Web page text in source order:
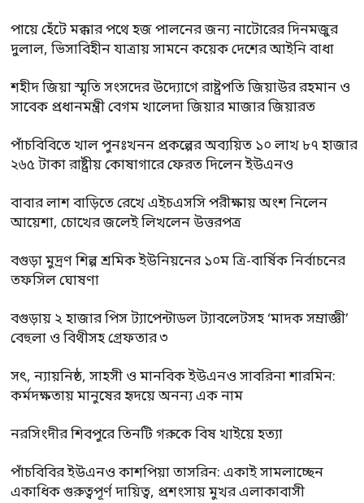
পায়ে হেঁটে মক্কার পথে হজ পালনের জন্য নাটোরের দিনমজুর
দুলাল, ভিসাবিহীন যাত্রায় সামনে কয়েক দেশের আইনি বাধা
শহীদ জিয়া স্মৃতি সংসদের উদ্যোগে রাষ্ট্রপতি জিয়াউর রহমান ও
সাবেক প্রধানমন্ত্রী বেগম খালেদা জিয়ার মাজার জিয়ারত
পাঁচবিবিতে খাল পুনঃখনন প্রকল্পের অব্যয়িত ১০ লাখ ৮৭ হাজার
২৬৫ টাকা রাষ্ট্রীয় কোষাগারে ফেরত দিলেন ইউএনও
বাবার লাশ বাড়িতে রেখে এইচএসসি পরীক্ষায় অংশ নিলেন
আয়েশা, চোখের জলেই লিখলেন উত্তরপত্র
বগুড়া মুদ্রণ শিল্প শ্রমিক ইউনিয়নের ১০ম ত্রি-বার্ষিক নির্বাচনের
তফসিল ঘোষণা
বগুড়ায় ২ হাজার পিস ট্যাপেন্টাডল ট্যাবলেটসহ ‘মাদক সম্রাজ্ঞী’
বেহুলা ও বিথীসহ গ্রেফতার ৩
সৎ, ন্যায়নিষ্ঠ, সাহসী ও মানবিক ইউএনও সাবরিনা শারমিন:
কর্মদক্ষতায় মানুষের হৃদয়ে অনন্য এক নাম
নরসিংদীর শিবপুরে তিনটি গরুকে বিষ খাইয়ে হত্যা
পাঁচবিবির ইউএনও কাশপিয়া তাসরিন: একাই সামলাচ্ছেন
একাধিক গুরুত্বপূর্ণ দায়িত্ব, প্রশংসায় মুখর এলাকাবাসী